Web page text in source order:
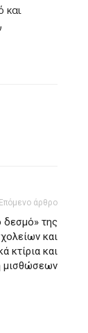
και
Επόμενο άρθρο
δεσμό» της
και
κτίρια και
μισθώσεων